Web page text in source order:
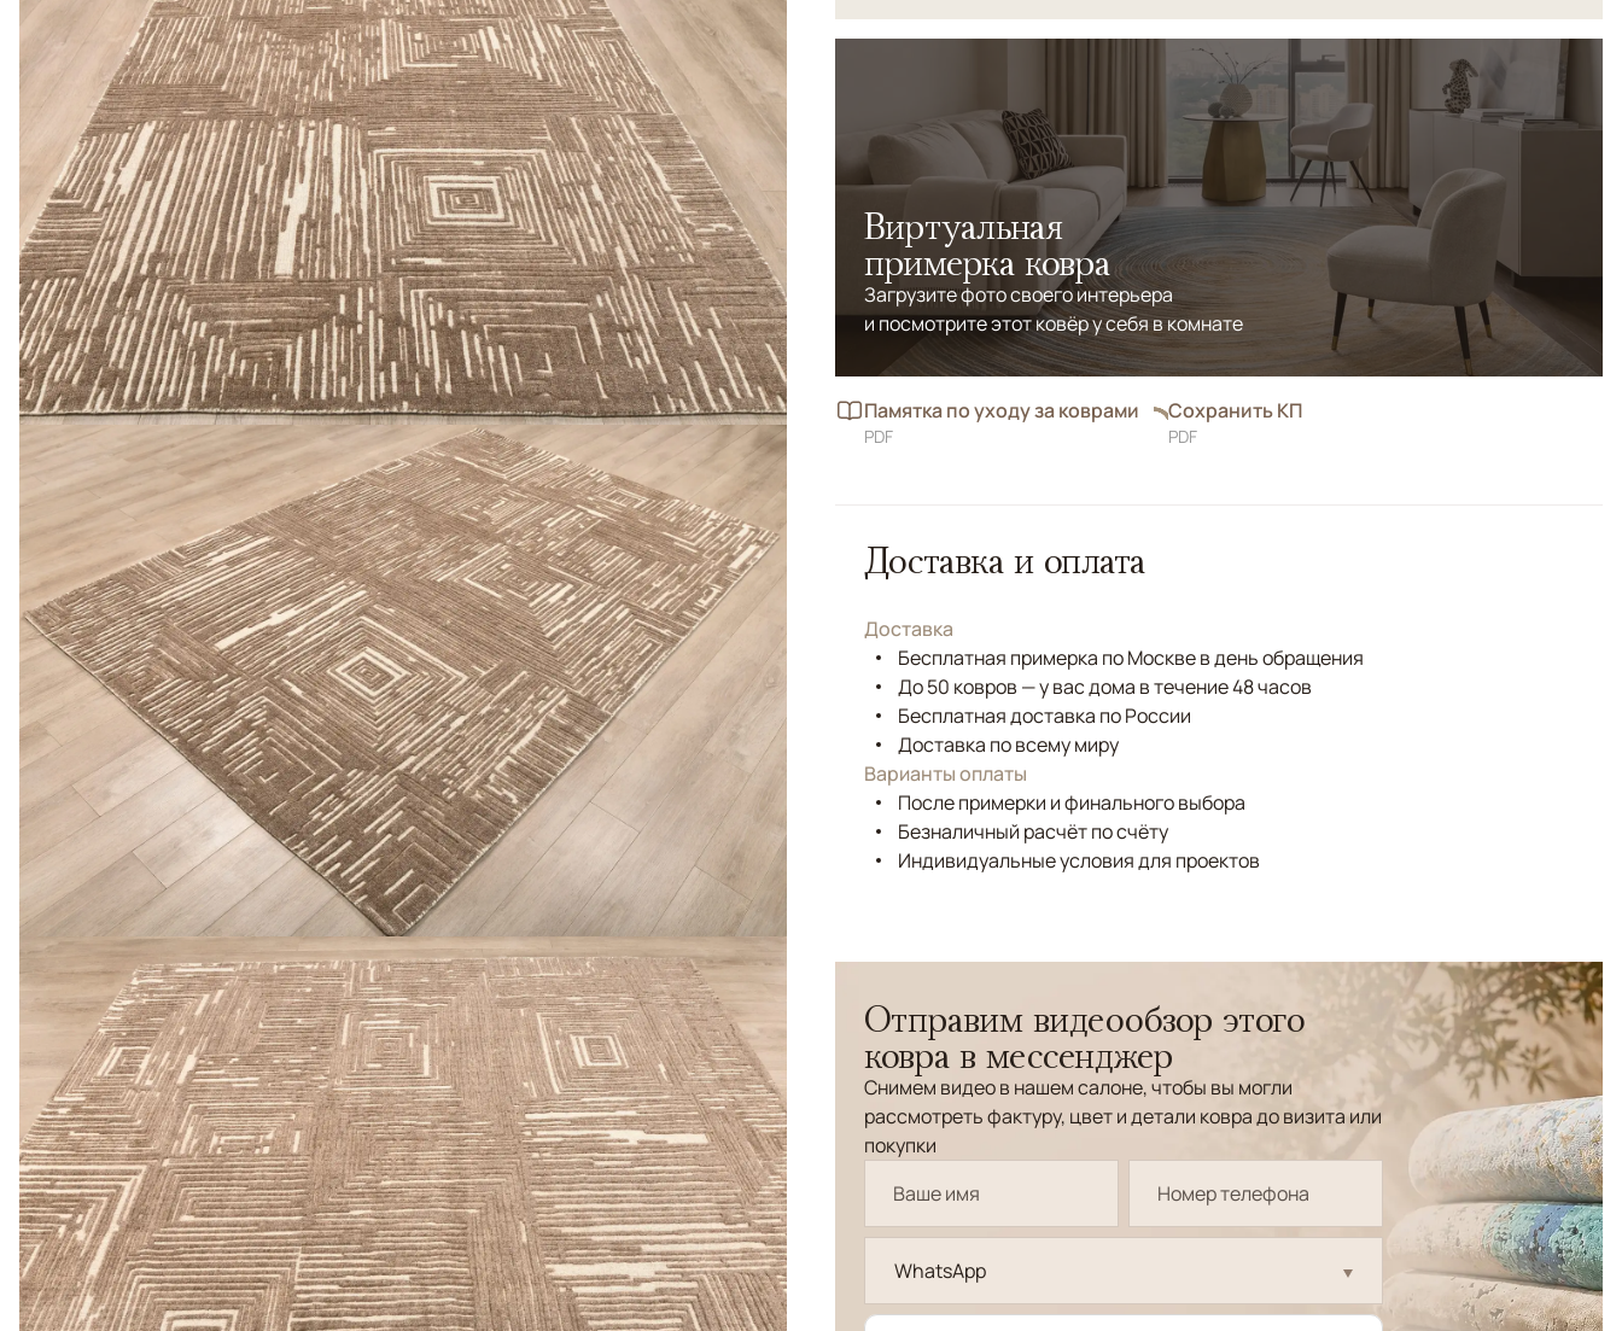
Виртуальная
примерка ковра
Загрузите фото своего интерьера
и посмотрите этот ковёр у себя в комнате
Памятка по уходу за коврами
PDF
Сохранить КП
PDF
Доставка и оплата
Доставка
Бесплатная примерка по Москве в день обращения
До 50 ковров — у вас дома в течение 48 часов
Бесплатная доставка по России
Доставка по всему миру
Варианты оплаты
После примерки и финального выбора
Безналичный расчёт по счёту
Индивидуальные условия для проектов
Отправим видеообзор этого
ковра в мессенджер
Снимем видео в нашем салоне, чтобы вы могли
рассмотреть фактуру, цвет и детали ковра до визита или
покупки
WhatsApp